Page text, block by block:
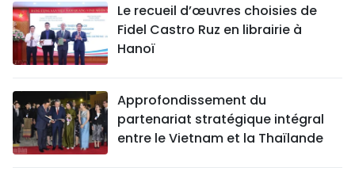
Le recueil d’œuvres choisies de
Fidel Castro Ruz en librairie à
Hanoï
Approfondissement du
partenariat stratégique intégral
entre le Vietnam et la Thaïlande